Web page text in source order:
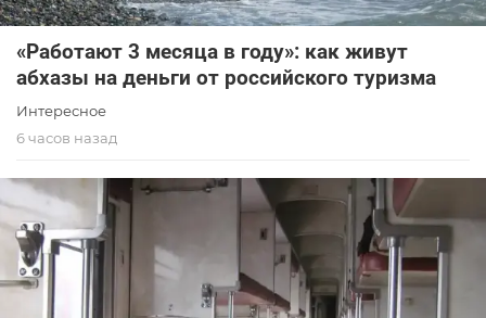
«Работают 3 месяца в году»: как живут
абхазы на деньги от российского туризма
Интересное
6 часов назад